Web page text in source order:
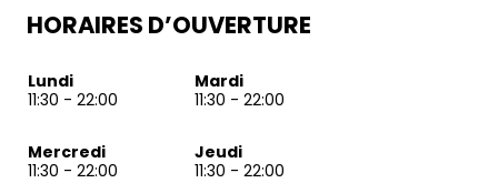
HORAIRES D’OUVERTURE
Lundi
11:30 - 22:00
Mardi
11:30 - 22:00
Mercredi
11:30 - 22:00
Jeudi
11:30 - 22:00